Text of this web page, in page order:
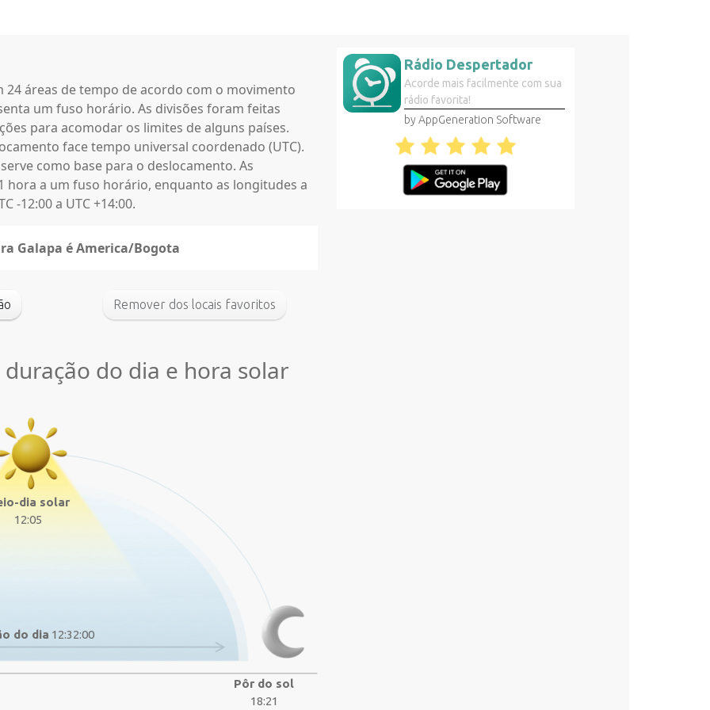
áreas de tempo de acordo com o movimento
um fuso horário. As divisões foram feitas
para acomodar os limites de alguns países.
face tempo universal coordenado (UTC).
como base para o deslocamento. As
a um fuso horário, enquanto as longitudes a
-12:00 a UTC +14:00.
Galapa é America/Bogota
Remover dos locais favoritos
do dia e hora solar
dia solar
12:05
do dia 12:32:00
Pôr do sol
18:21
Rádio Despertador
Acorde mais facilmente com sua
rádio favorita!
by AppGeneration Software